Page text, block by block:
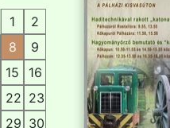
1
2
8
9
15
16
22 23
29 30